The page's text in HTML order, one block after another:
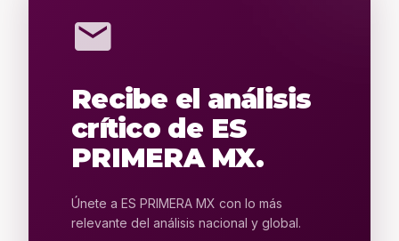
mail
Recibe el análisis
crítico de ES
PRIMERA MX.
Únete a ES PRIMERA MX con lo más
relevante del análisis nacional y global.